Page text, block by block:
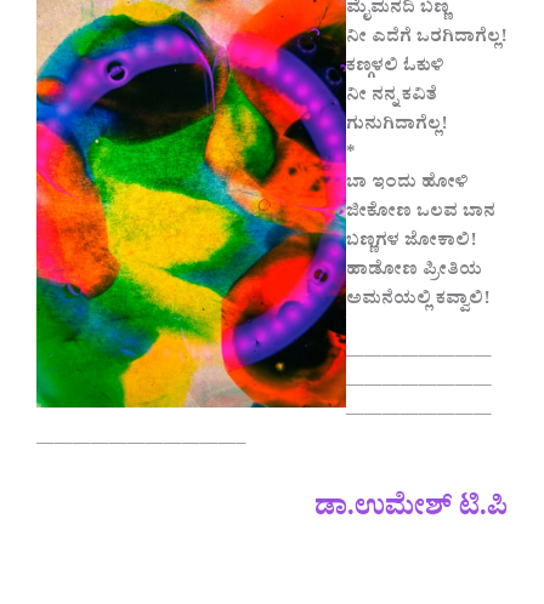
ಮೈಮನದಿ ಬಣ್ಣ
ನೀ ಎದೆಗೆ ಒರಗಿದಾಗೆಲ್ಲ!
ಕಣ್ಗಳಲಿ ಓಕುಳಿ
ನೀ ನನ್ನ ಕವಿತೆ
ಗುನುಗಿದಾಗೆಲ್ಲ!
*
ಬಾ ಇಂದು ಹೋಳಿ
ಜೀಕೋಣ ಒಲವ ಬಾನ
ಬಣ್ಣಗಳ ಜೋಕಾಲಿ!
ಹಾಡೋಣ ಪ್ರೀತಿಯ
ಅಮನೆಯಲ್ಲಿ ಕವ್ವಾಲಿ!
————————
————————
————————
———————————–
ಡಾ.ಉಮೇಶ್ ಟಿ.ಪಿ